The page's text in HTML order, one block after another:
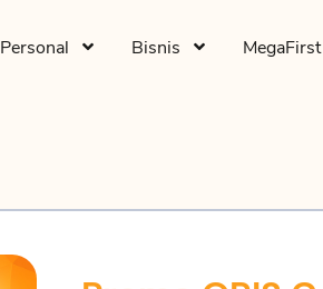
Personal Bisnis MegaFirst